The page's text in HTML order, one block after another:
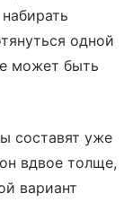
одной
может быть
составят уже
вдвое толще,
вариант